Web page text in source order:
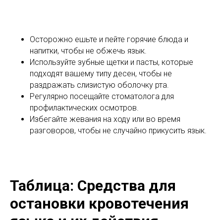
Осторожно ешьте и пейте горячие блюда и
напитки, чтобы не обжечь язык.
Используйте зубные щетки и пасты, которые
подходят вашему типу десен, чтобы не
раздражать слизистую оболочку рта.
Регулярно посещайте стоматолога для
профилактических осмотров.
Избегайте жевания на ходу или во время
разговоров, чтобы не случайно прикусить язык.
Таблица: Средства для
остановки кровотечения